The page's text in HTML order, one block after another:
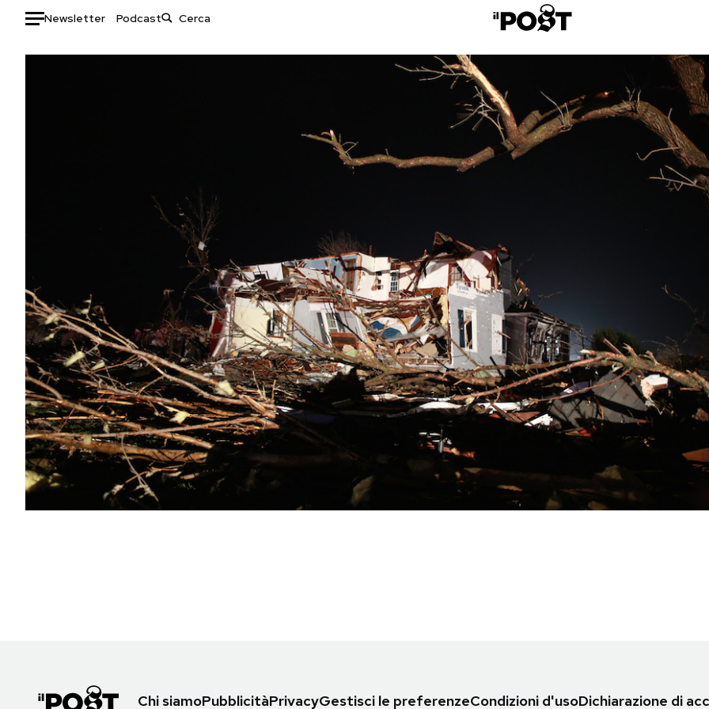
Newsletter Podcast
Auto
Economia
Sport
Storie/Idee
Ok Boomer!
Media
Europa
Altrecose
Mondiali calcio 2026
PODCAST
NEWSLETTER
I MIEI PREFERITI
Newsletter
Chi siamoPubblicitàPrivacyGestisci le preferenzeCondizioni d'usoDichiarazione di